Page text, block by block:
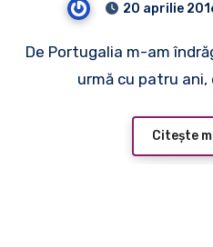
20 aprilie
De Portugalia m-am îndrăgostit fără să realizez în
urmă cu patru
Citește